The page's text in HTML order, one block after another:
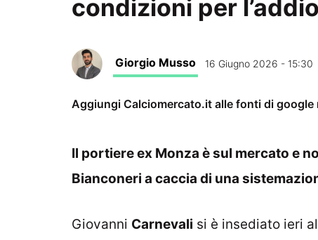
condizioni per
Giorgio Musso 16 Giugno 2026 - 15:30
Aggiungi Calciomercato.it alle fonti di google
Il portiere ex Monza è sul mercato e
Bianconeri a caccia di una
Giovanni Carnevali si è insediato ieri